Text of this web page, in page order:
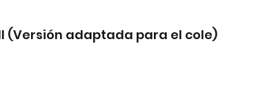
(Versión adaptada para el cole)